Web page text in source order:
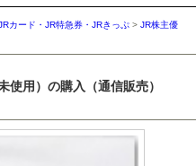
カード・JR特急券・JRきっぷ >JR株主優
使用）の購入（通信販売）